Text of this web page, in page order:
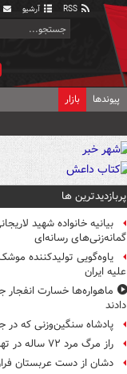
آرشیو
پیوندها بازار
پربازدیدترین ها
بیانیه خانواده شهید
گمانه‌زنی‌های رسانه‌ای
یاوه‌گویی تولیدکننده
علیه ایران
ماهواره‌ها خسارت انفجار
دادند
پادشاه سنگین‌وزنی که در
راز مرگ مرد ۷۲ ساله در تهرانپارس فاش شد
دشان از دست عربستان